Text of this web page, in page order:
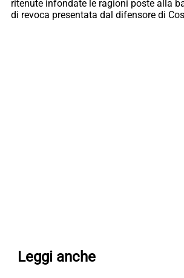
ritenute infondate le ragioni poste alla
di revoca presentata dal difensore di
Leggi anche